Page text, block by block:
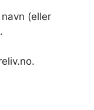
(eller